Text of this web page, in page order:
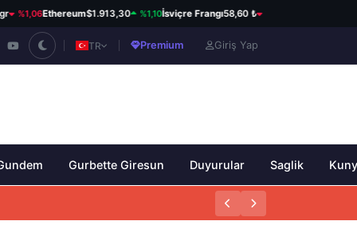
Ethereum$1.913,30 %1,10İsviçre Frangı58,60 ₺ %0,61
TR Premium Giriş Yap
Gurbette Giresun Duyurular Saglik